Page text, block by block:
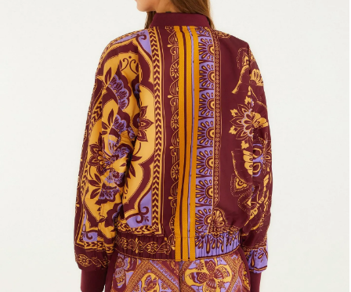
Frescobol
Lancheira
Lenço
Mala
Meia
Necessaire